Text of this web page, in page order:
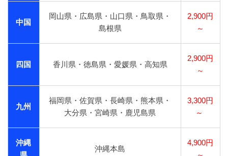
中国
岡山県・広島県・山口県・鳥取県・
島根県
2,900円
～
四国 香川県・徳島県・愛媛県・高知県
2,900円
～
九州
福岡県・佐賀県・長崎県・熊本県・
大分県・宮崎県・鹿児島県
3,300円
～
沖縄
沖縄本島
4,900円